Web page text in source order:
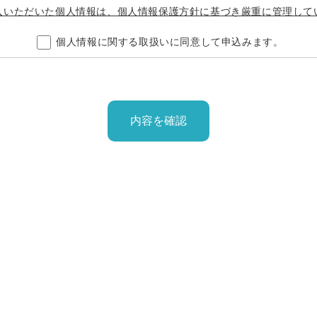
ただいた個人情報は、個人情報保護方針に基づき厳重に管理して
個人情報に関する取扱いに同意して申込みます。